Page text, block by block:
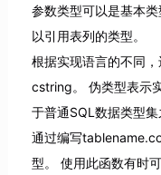
参数类型可以是基本
以引用表列的类型。
根据实现语言的不同
cstring。 伪类型表示
于普通SQL数据类型集
通过编写
型。 使用此函数有时